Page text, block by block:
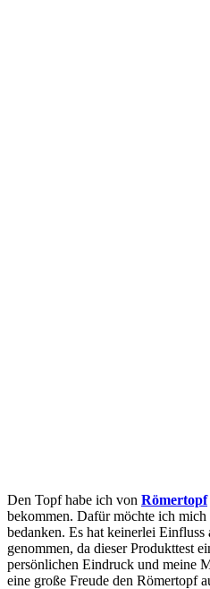
Den Topf habe ich von Römertopf
bekommen. Dafür möchte ich mich
bedanken. Es hat keinerlei
genommen, da dieser Produkttest
persönlichen Eindruck und meine
eine große Freude den Römertopf